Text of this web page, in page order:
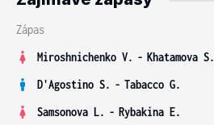
Zápas
Miroshnichenko V. - Khatamova S.
D'Agostino S. - Tabacco G.
Samsonova L. - Rybakina E.